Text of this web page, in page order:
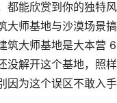
都能欣赏到你的独特
大师基地与沙漠场景
筑大师基地是大本营
没解开这个基地，照
因为这个误区不敢入手